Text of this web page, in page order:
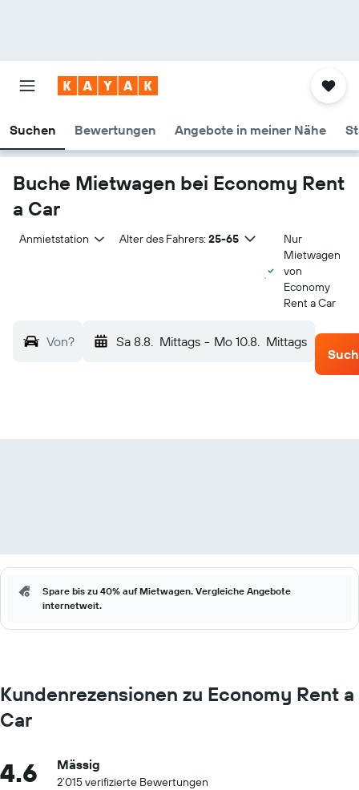
Suchen Bewertungen Angebote in meiner Nähe
Buche Mietwagen bei Economy Rent
a Car
Anmietstation Alter des Fahrers: 25-65
Nur
Mietwagen
von
Economy
Rent a Car
Von? Sa 8.8. Mittags - Mo 10.8. Mittags
Spare bis zu 40% auf Mietwagen. Vergleiche Angebote
internetweit.
Kundenrezensionen zu Economy Rent a
Car
4.6 Mässig
2’015 verifizierte Bewertungen